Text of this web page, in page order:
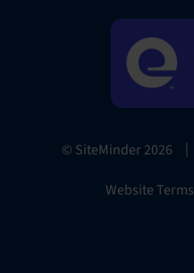
© SiteMinder2026 |
Website Terms